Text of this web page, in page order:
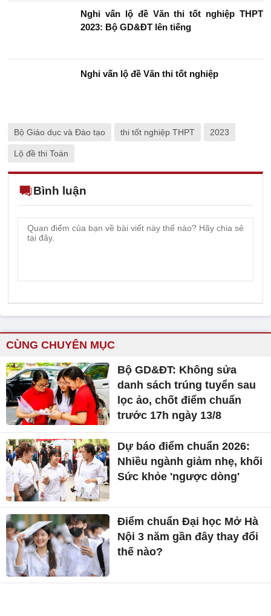
Nghi vấn lộ đề Văn thi tốt nghiệp THPT
2023: Bộ GD&ĐT lên tiếng
Nghi vấn lộ đề Văn thi tốt nghiệp
Bộ Giáo dục và Đào tạo thi tốt nghiệp THPT 2023
Lộ đề thi Toán
Bình luận
CÙNG CHUYÊN MỤC
Bộ GD&ĐT: Không sửa
danh sách trúng tuyển sau
lọc ảo, chốt điểm chuẩn
trước 17h ngày 13/8
Dự báo điểm chuẩn 2026:
Nhiều ngành giảm nhẹ, khối
Sức khỏe 'ngược dòng'
Điểm chuẩn Đại học Mở Hà
Nội 3 năm gần đây thay đổi
thế nào?